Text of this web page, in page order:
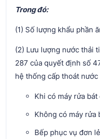
Trong đó:
(1) Số lượng khẩu phần
(2) Lưu lượng nước thải
287 của quyết định số
hệ thống cấp thoát
Khi có máy rửa
Không có máy rửa
Bếp phục vụ đơn